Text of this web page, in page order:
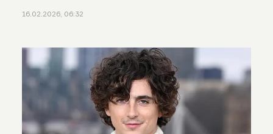
16.02.2026, 06:32